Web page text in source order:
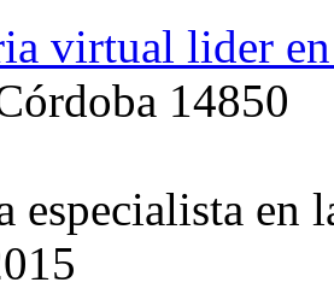
virtual lider
14850
especialista en